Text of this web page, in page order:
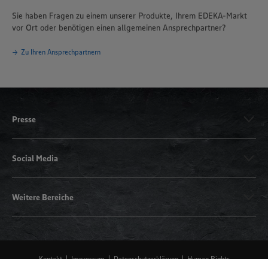
Sie haben Fragen zu einem unserer Produkte, Ihrem EDEKA-Markt
vor Ort oder benötigen einen allgemeinen Ansprechpartner?
Zu Ihren Ansprechpartnern
Presse
Social Media
Weitere Bereiche